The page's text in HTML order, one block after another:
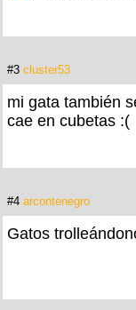
#3 cluster53
mi gata también
cae en cubetas :(
#4 arcontenegro
Gatos